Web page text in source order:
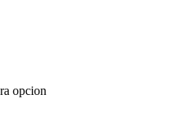
opcion